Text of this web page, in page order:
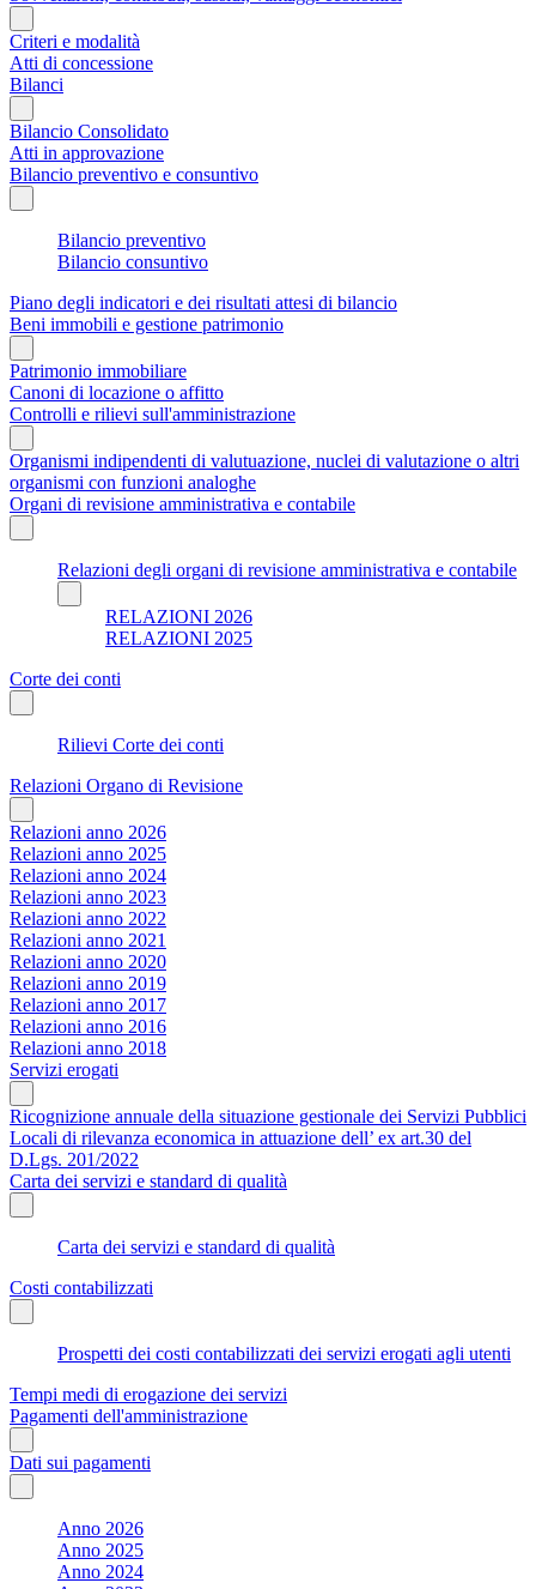
Criteri e modalità
Atti di concessione
Bilanci
Bilancio Consolidato
Atti in approvazione
Bilancio preventivo e consuntivo
Bilancio preventivo
Bilancio consuntivo
Piano degli indicatori e dei risultati attesi di bilancio
Beni immobili e gestione patrimonio
Patrimonio immobiliare
Canoni di locazione o affitto
Controlli e rilievi sull'amministrazione
Organismi indipendenti di valutuazione, nuclei di valutazione o altri
organismi con funzioni analoghe
Organi di revisione amministrativa e contabile
Relazioni degli organi di revisione amministrativa e contabile
RELAZIONI 2026
RELAZIONI 2025
Corte dei conti
Rilievi Corte dei conti
Relazioni Organo di Revisione
Relazioni anno 2026
Relazioni anno 2025
Relazioni anno 2024
Relazioni anno 2023
Relazioni anno 2022
Relazioni anno 2021
Relazioni anno 2020
Relazioni anno 2019
Relazioni anno 2017
Relazioni anno 2016
Relazioni anno 2018
Servizi erogati
Ricognizione annuale della situazione gestionale dei Servizi Pubblici
Locali di rilevanza economica in attuazione dell’ ex art.30 del
D.Lgs. 201/2022
Carta dei servizi e standard di qualità
Carta dei servizi e standard di qualità
Costi contabilizzati
Prospetti dei costi contabilizzati dei servizi erogati agli utenti
Tempi medi di erogazione dei servizi
Pagamenti dell'amministrazione
Dati sui pagamenti
Anno 2026
Anno 2025
Anno 2024